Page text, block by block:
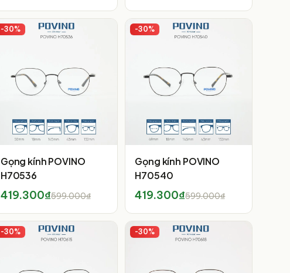
-30%
Gọng kính POVINO
H70536
419.300₫599.000₫
-30%
Gọng kính POVINO
H70540
419.300₫599.000₫
-30% -30%